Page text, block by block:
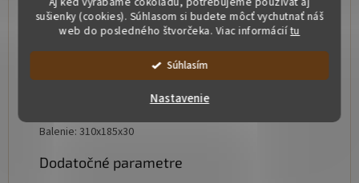
sušienky (cookies). Súhlasom si budete môcť vychutnať náš
web do posledného štvorčeka. Viac informáciítu
Súhlasím
Nastavenie
emulgátor:sójový lecitín, prírodná vanilka, farbené:
E555, E551, E172, E132, E110, E129. E110 a E129 môžu
ovplyvniť činnosť a pozornosť detí.
Alergény: sójový lecitín
Naše čokoláda je bez lepku a pridaných tukov
Balenie: 310x185x30
Dodatočné parametre